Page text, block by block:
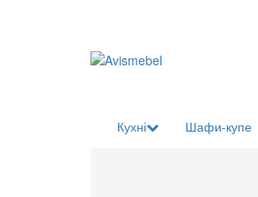
Кухні Шафи-купе